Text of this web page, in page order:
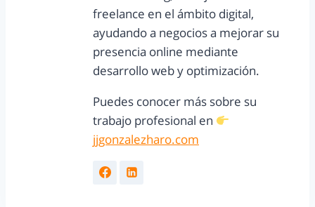
freelance en el ámbito digital,
ayudando a negocios a mejorar su
presencia online mediante
desarrollo web y optimización.
Puedes conocer más sobre su
trabajo profesional en
jjgonzalezharo.com